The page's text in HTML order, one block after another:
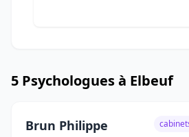
5 Psychologues à Elbeuf
Brun Philippe